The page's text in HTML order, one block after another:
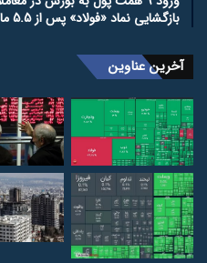
بازگشایی نماد «فولاد» پس از 5.5 ماه
آخرین عناوین